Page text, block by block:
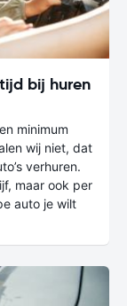
bij huren
minimum
wij niet, dat
verhuren.
maar ook per
auto je wilt